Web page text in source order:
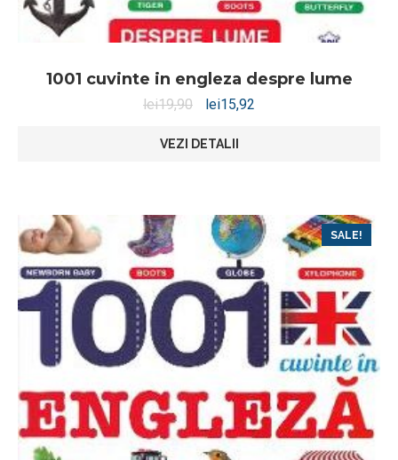
1001 cuvinte in engleza despre lume
lei19,90 lei15,92
VEZI DETALII
SALE!